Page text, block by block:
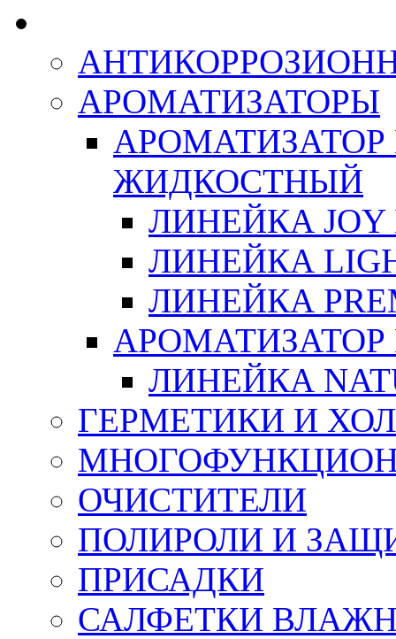
АРОМАТИЗАТОРЫ
ЖИДКОСТНЫЙ
ЛИНЕЙКА JOY
ЛИНЕЙКА
ЛИНЕЙКА
ЛИНЕЙКА
ГЕРМЕТИКИ И
ОЧИСТИТЕЛИ
ПОЛИРОЛИ И
ПРИСАДКИ
САЛФЕТКИ